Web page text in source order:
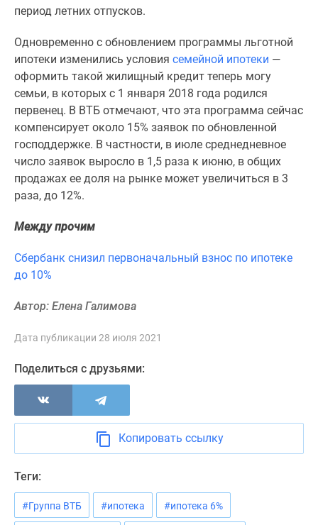
Квартиры
карте
Ипотечный
калькулятор
Семейная
ипотека
Военная
ипотека
Банки
программы
Новости
недвижимости
эксперта
Аналитика
рынка
Покупателю
Экспертиза
новостроек
Эксперты
авторы
проекте
Контакты
Реклама
период летних отпусков.
Одновременно с обновлением программы льготной
ипотеки изменились условия семейной ипотеки —
оформить такой жилищный кредит теперь могу
семьи, в которых с 1 января 2018 года родился
первенец. В ВТБ отмечают, что эта программа сейчас
компенсирует около 15% заявок по обновленной
господдержке. В частности, в июле среднедневное
число заявок выросло в 1,5 раза к июню, в общих
продажах ее доля на рынке может увеличиться в 3
раза, до 12%.
Между прочим
Сбербанк снизил первоначальный взнос по ипотеке
до 10%
Автор: Елена Галимова
Дата публикации 28 июля 2021
Поделиться с друзьями:
Копировать ссылку
Теги:
#Группа ВТБ #ипотека #ипотека 6%